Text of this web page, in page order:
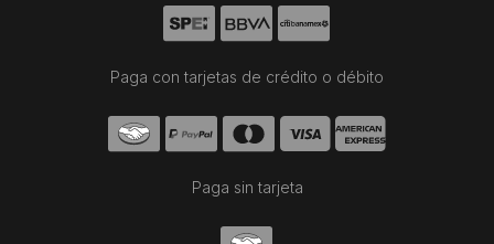
Paga con tarjetas de crédito o débito
Paga sin tarjeta